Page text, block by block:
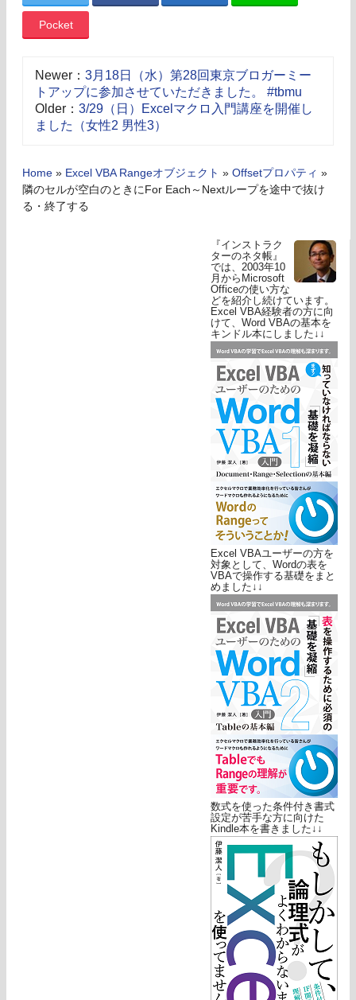
Pocket
Newer： 3月18日（水）第28回東京ブロガーミー
トアップに参加させていただきました。 #tbmu
Older： 3/29（日）Excelマクロ入門講座を開催し
ました（女性2 男性3）
Home » Excel VBA Rangeオブジェクト » Offsetプロパティ »
隣のセルが空白のときにFor Each～Nextループを途中で抜け
る・終了する
『インストラク
ターのネタ帳』
では、2003年10
月からMicrosoft
Officeの使い方な
どを紹介し続けています。
Excel VBA経験者の方に向
けて、Word VBAの基本を
キンドル本にしました↓↓
Excel VBAユーザーの方を
対象として、Wordの表を
VBAで操作する基礎をまと
めました↓↓
数式を使った条件付き書式
設定が苦手な方に向けた
Kindle本を書きました↓↓